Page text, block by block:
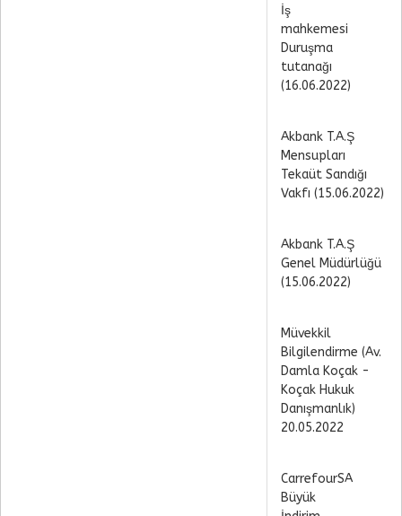
İş
mahkemesi
Duruşma
tutanağı
(16.06.2022)
Akbank T.A.Ş
Mensupları
Tekaüt Sandığı
Vakfı (15.06.2022)
Akbank T.A.Ş
Genel Müdürlüğü
(15.06.2022)
Müvekkil
Bilgilendirme (Av.
Damla Koçak -
Koçak Hukuk
Danışmanlık)
20.05.2022
CarrefourSA
Büyük